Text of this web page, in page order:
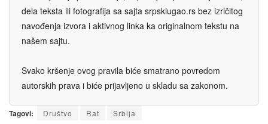
dela teksta ili fotografija sa sajta srpskiugao.rs bez izričitog
navođenja izvora i aktivnog linka ka originalnom tekstu na
našem sajtu.
Svako kršenje ovog pravila biće smatrano povredom
autorskih prava i biće prijavljeno u skladu sa zakonom.
Tagovi: Društvo Rat Srbiјa